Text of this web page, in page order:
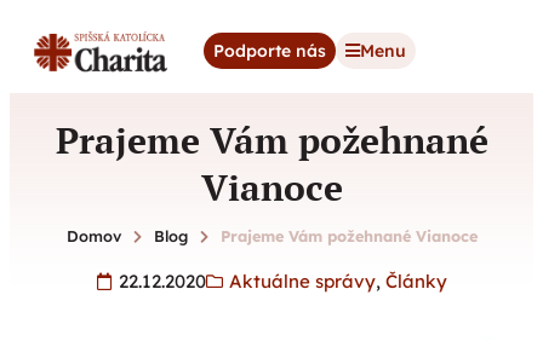
Podporte nás Menu
Prajeme Vám požehnané
Vianoce
Domov Blog Prajeme Vám požehnané Vianoce
22.12.2020 Aktuálne správy, Články